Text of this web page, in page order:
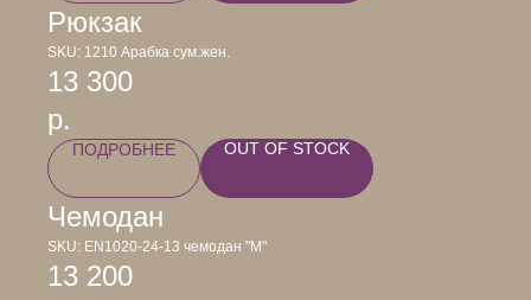
Рюкзак
SKU: 1210 Арабка сум.жен.
13 300
р.
ПОДРОБНЕЕ OUT OF STOCK
Чемодан
SKU: EN1020-24-13 чемодан "M"
13 200